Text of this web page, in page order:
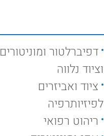
דפיברלטור ומוניטורים
וציוד נלווה
ציוד ואביזרים
לפיזיותרפיה
ריהוט רפואי